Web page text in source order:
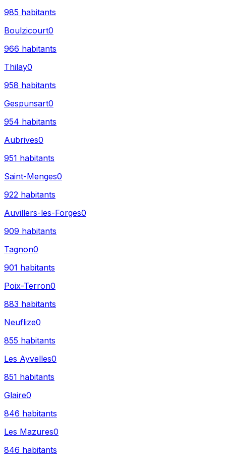
985 habitants
Boulzicourt0
966 habitants
Thilay0
958 habitants
Gespunsart0
954 habitants
Aubrives0
951 habitants
Saint-Menges0
922 habitants
Auvillers-les-Forges0
909 habitants
Tagnon0
901 habitants
Poix-Terron0
883 habitants
Neuflize0
855 habitants
Les Ayvelles0
851 habitants
Glaire0
846 habitants
Les Mazures0
846 habitants